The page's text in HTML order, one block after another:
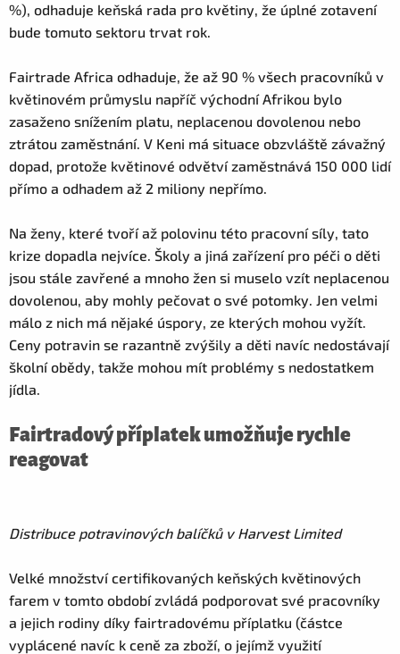
%), odhaduje keňská rada pro květiny, že úplné zotavení
bude tomuto sektoru trvat rok.
Fairtrade Africa odhaduje, že až 90 % všech pracovníků v
květinovém průmyslu napříč východní Afrikou bylo
zasaženo snížením platu, neplacenou dovolenou nebo
ztrátou zaměstnání. V Keni má situace obzvláště závažný
dopad, protože květinové odvětví zaměstnává 150 000 lidí
přímo a odhadem až 2 miliony nepřímo.
Na ženy, které tvoří až polovinu této pracovní síly, tato
krize dopadla nejvíce. Školy a jiná zařízení pro péči o děti
jsou stále zavřené a mnoho žen si muselo vzít neplacenou
dovolenou, aby mohly pečovat o své potomky. Jen velmi
málo z nich má nějaké úspory, ze kterých mohou vyžít.
Ceny potravin se razantně zvýšily a děti navíc nedostávají
školní obědy, takže mohou mít problémy s nedostatkem
jídla.
Fairtradový příplatek umožňuje rychle
reagovat
Distribuce potravinových balíčků v Harvest Limited
Velké množství certifikovaných keňských květinových
farem v tomto období zvládá podporovat své pracovníky
a jejich rodiny díky fairtradovému příplatku (částce
vyplácené navíc k ceně za zboží, o jejímž využití